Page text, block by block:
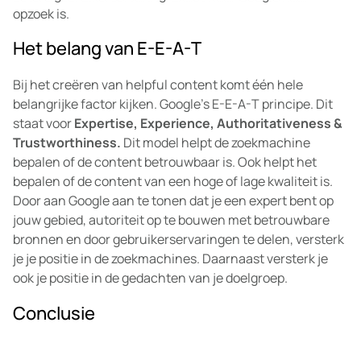
opzoek is.
Het belang van E-E-A-T
Bij het creëren van helpful content komt één hele
belangrijke factor kijken. Google’s E-E-A-T principe. Dit
staat voorExpertise, Experience, Authoritativeness &
Trustworthiness. Dit model helpt de zoekmachine
bepalen of de content betrouwbaar is. Ook helpt het
bepalen of de content van een hoge of lage kwaliteit is.
Door aan Google aan te tonen dat je een expert bent op
jouw gebied, autoriteit op te bouwen met betrouwbare
bronnen en door gebruikerservaringen te delen, versterk
je je positie in de zoekmachines. Daarnaast versterk je
ook je positie in de gedachten van je doelgroep.
Conclusie